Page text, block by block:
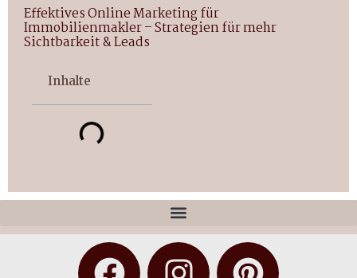
Effektives Online Marketing für
Immobilienmakler – Strategien für mehr
Sichtbarkeit & Leads
Inhalte